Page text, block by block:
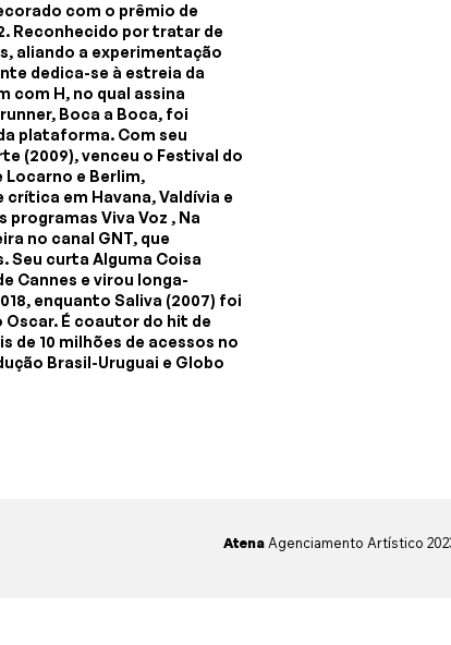
com o prêmio de
Reconhecido por tratar de
aliando a experimentação
dedica-se à estreia da
com H, no qual assina
Boca a Boca, foi
plataforma. Com seu
(2009), venceu o Festival do
Locarno e Berlim,
em Havana, Valdívia e
Viva Voz , Na
no canal GNT, que
Seu curta Alguma Coisa
Cannes e virou longa-
enquanto Saliva (2007) foi
É coautor do hit de
de 10 milhões de acessos no
Brasil-Uruguai e Globo
Atena Agenciamento Artístico